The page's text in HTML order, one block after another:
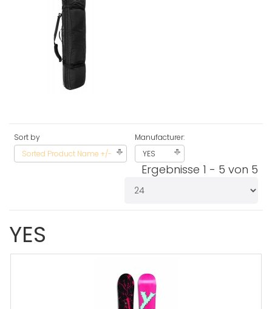
Sort by
Sorted Product Name +/-
Manufacturer:
YES
Ergebnisse 1 - 5 von 5
YES